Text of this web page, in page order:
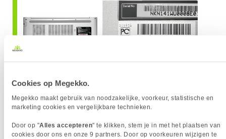
Cookies op Megekko.
Megekko maakt gebruik van noodzakelijke, voorkeur, statistische en
marketing cookies en vergelijkbare technieken.
Door op "Alles accepteren" te klikken, stem je in met het plaatsen van
cookies door ons en onze 9 partners. Door op voorkeuren wijzigen te